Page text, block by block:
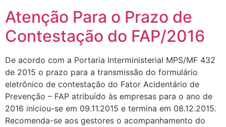
Atenção Para o Prazo de
Contestação do FAP/2016
De acordo com a Portaria Interministerial MPS/MF 432
de 2015 o prazo para a transmissão do formulário
eletrônico de contestação do Fator Acidentário de
Prevenção – FAP atribuído às empresas para o ano de
2016 iniciou-se em 09.11.2015 e termina em 08.12.2015.
Recomenda-se aos gestores o acompanhamento do